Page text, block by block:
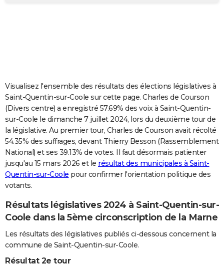
Carte de Noël
Carte Bonne année
Carte Saint-Valentin
Carte Pâques
Carte d'anniversaire
DICTIONNAIRE
Dictionnaire
Biographies
Citations
Expressions
Proverbes
PROGRAMME TV
COPAINS D'AVANT
S'inscrire
Se connecter
Lycées
Collèges
Primaires
Universités
Entreprises
Service militaire
Avis de recherche
AVIS DE DÉCÈS
FORUM
Visualisez l'ensemble des résultats des élections législatives à
Saint-Quentin-sur-Coole sur cette page. Charles de Courson
(Divers centre) a enregistré 57.69% des voix à Saint-Quentin-
sur-Coole le dimanche 7 juillet 2024, lors du deuxième tour de
la législative. Au premier tour, Charles de Courson avait récolté
54.35% des suffrages, devant Thierry Besson (Rassemblement
National) et ses 39.13% de votes. Il faut désormais patienter
jusqu'au 15 mars 2026 et le résultat des municipales à Saint-
Quentin-sur-Coole pour confirmer l'orientation politique des
votants.
Résultats législatives 2024 à Saint-Quentin-sur-
Coole dans la 5ème circonscription de la Marne
Les résultats des législatives publiés ci-dessous concernent la
commune de Saint-Quentin-sur-Coole.
Résultat 2e tour